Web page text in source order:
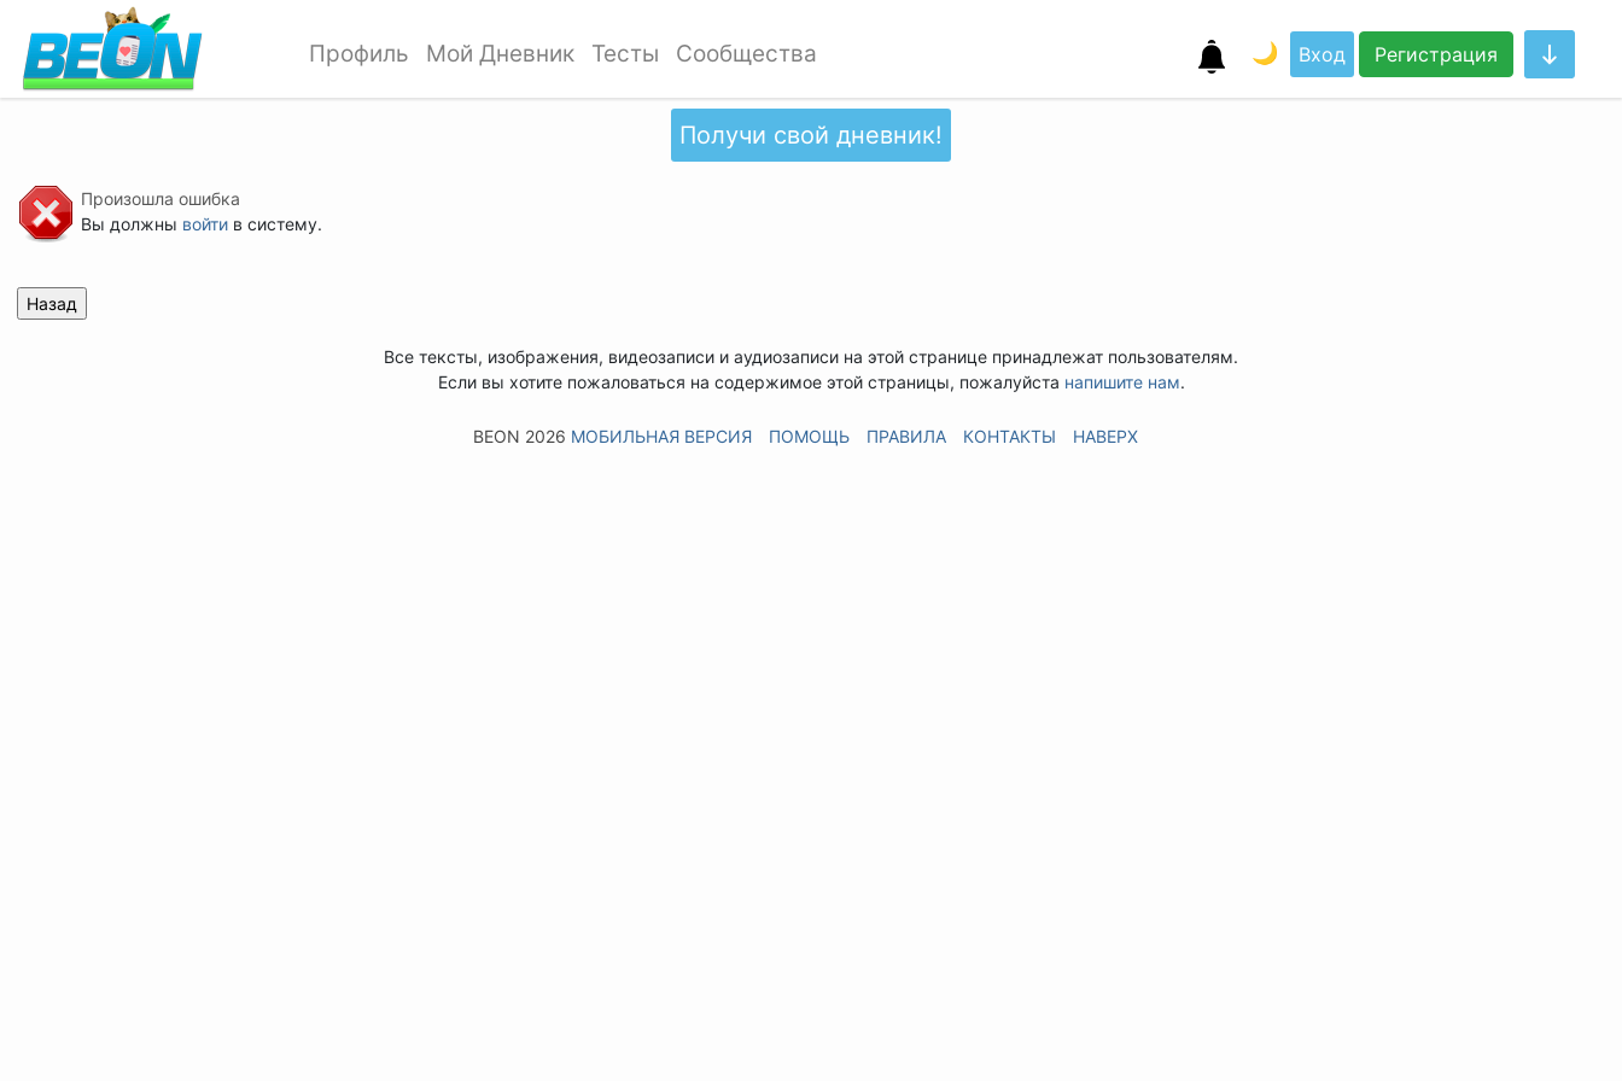
Профиль Мой Дневник Тесты Сообщества 🌙 Вход Регистрация
Получи свой дневник!
Произошла ошибка
Вы должны войтив систему.
Все тексты, изображения, видеозаписи и аудиозаписи на этой странице принадлежат пользователям.
Если вы хотите пожаловаться на содержимое этой страницы, пожалуйста напишите нам.
BEON 2026 МОБИЛЬНАЯ ВЕРСИЯ ПОМОЩЬ ПРАВИЛА КОНТАКТЫ НАВЕРХ